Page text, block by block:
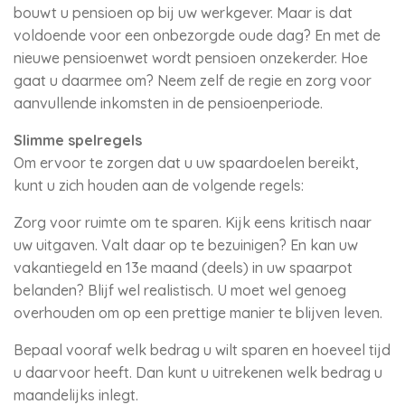
bouwt u pensioen op bij uw werkgever. Maar is dat
voldoende voor een onbezorgde oude dag? En met de
nieuwe pensioenwet wordt pensioen onzekerder. Hoe
gaat u daarmee om? Neem zelf de regie en zorg voor
aanvullende inkomsten in de pensioenperiode.
Slimme spelregels
Om ervoor te zorgen dat u uw spaardoelen bereikt,
kunt u zich houden aan de volgende regels:
Zorg voor ruimte om te sparen. Kijk eens kritisch naar
uw uitgaven. Valt daar op te bezuinigen? En kan uw
vakantiegeld en 13e maand (deels) in uw spaarpot
belanden? Blijf wel realistisch. U moet wel genoeg
overhouden om op een prettige manier te blijven leven.
Bepaal vooraf welk bedrag u wilt sparen en hoeveel tijd
u daarvoor heeft. Dan kunt u uitrekenen welk bedrag u
maandelijks inlegt.